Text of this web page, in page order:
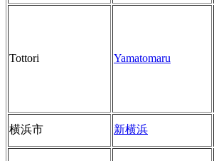
Tottori Yamatomaru
横浜市 新横浜